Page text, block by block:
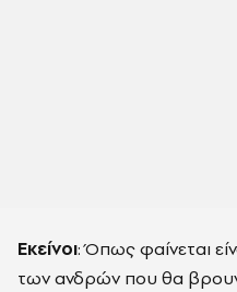
Εκείνοι: Όπως φαίνεται
των ανδρών που θα